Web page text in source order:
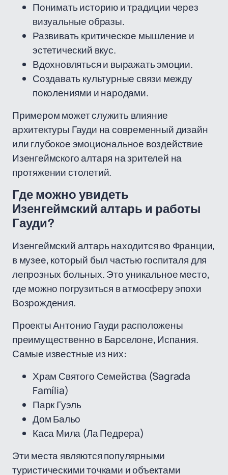
Понимать историю и традиции через
визуальные образы.
Развивать критическое мышление и
эстетический вкус.
Вдохновляться и выражать эмоции.
Создавать культурные связи между
поколениями и народами.
Примером может служить влияние
архитектуры Гауди на современный дизайн
или глубокое эмоциональное воздействие
Изенгеймского алтаря на зрителей на
протяжении столетий.
Где можно увидеть
Изенгеймский алтарь и работы
Гауди?
Изенгеймский алтарь находится во Франции,
в музее, который был частью госпиталя для
лепрозных больных. Это уникальное место,
где можно погрузиться в атмосферу эпохи
Возрождения.
Проекты Антонио Гауди расположены
преимущественно в Барселоне, Испания.
Самые известные из них:
Храм Святого Семейства (Sagrada
Família)
Парк Гуэль
Дом Бальо
Каса Мила (Ла Педрера)
Эти места являются популярными
туристическими точками и объектами